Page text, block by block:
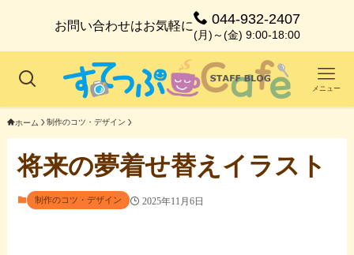
お問い合わせはお気軽に 044-932-2407
(月)～(金) 9:00-18:00
メニュー
ホーム 制作のコツ・デザイン
将来の夢着せ替えイラスト
制作のコツ・デザイン 2025年11月6日